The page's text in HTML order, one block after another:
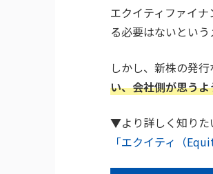
エクイティファイ
る必要はないという
しかし、新株の発
い、会社側が思う
▼より詳しく知りた
「エクイティ（